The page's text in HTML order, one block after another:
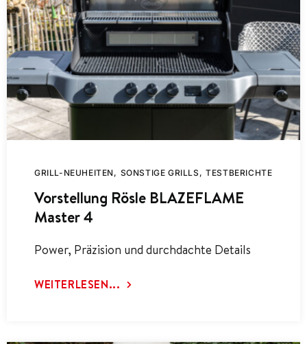
GRILL-NEUHEITEN SONSTIGE GRILLS TESTBERICHTE
Vorstellung Rösle BLAZEFLAME
Master 4
Power, Präzision und durchdachte Details
WEITERLESEN...